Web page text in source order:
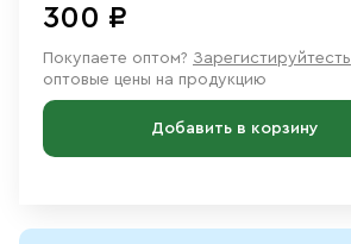
300 ₽
Покупаете оптом? Зарегистируйтесть
оптовые цены на продукцию
Добавить в корзину